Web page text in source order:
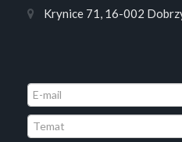
Krynice 71, 16-002